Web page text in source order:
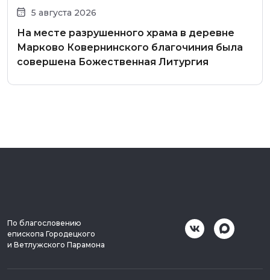
5 августа 2026
На месте разрушенного храма в деревне
Марково Ковернинского благочиния была
совершена Божественная Литургия
По благословению
епископа Городецкого
и Ветлужского Парамона